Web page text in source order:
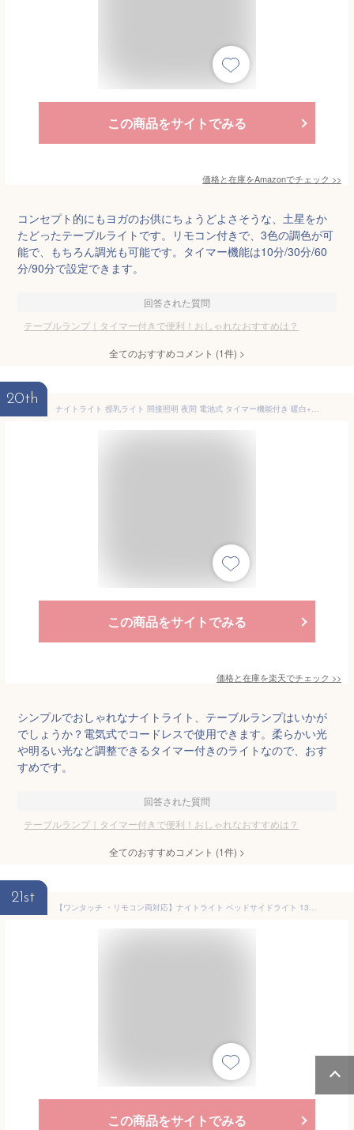
この商品をサイトでみる
価格と在庫をAmazonでチェック >>
コンセプト的にもヨガのお供にちょうどよさそうな、土星をか
たどったテーブルライトです。リモコン付きで、3色の調色が可
能で、もちろん調光も可能です。タイマー機能は10分/30分/60
分/90分で設定できます。
回答された質問
テーブルランプ｜タイマー付きで便利！おしゃれなおすすめは？
全てのおすすめコメント (1件) >
20th
ナイトライト 授乳ライト 間接照明 夜間 電池式 タイマー機能付き 暖白+RGB変換ライト リモコン ベッドサイドライト インテリア 常夜灯 授乳灯 目に優しい 5階段調光 テーブルランプ 間接照明 雰囲気作り 日本語取扱説明書 おしゃれ
この商品をサイトでみる
価格と在庫を楽天でチェック >>
シンプルでおしゃれなナイトライト、テーブルランプはいかが
でしょうか？電気式でコードレスで使用できます。柔らかい光
や明るい光など調整できるタイマー付きのライトなので、おす
すめです。
回答された質問
テーブルランプ｜タイマー付きで便利！おしゃれなおすすめは？
全てのおすすめコメント (1件) >
21st
【ワンタッチ ・リモコン両対応】ナイトライト ベッドサイドライト 13色モード テーブルランプ 卓上ライト 4種類点灯 5段階調光 USB充電式 リング付き 間接照明 授乳ライト ルームライト 寝室 常夜灯 コードレス ベッドランプ タイマー 枕元 読書灯 停電対策 贈り物 送料無料
この商品をサイトでみる